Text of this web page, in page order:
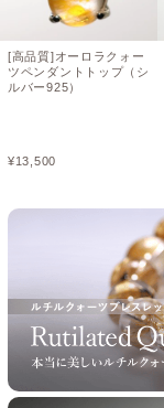
[高品質]オーロラクォー
ツペンダントトップ（シ
ルバー925）
¥13,500